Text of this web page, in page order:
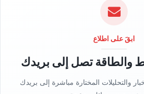
ل
ي
ب
ابقَ على اطلاع
والطاقة تصل إلى بريدك
والتحليلات المختارة مباشرة إلى بريدك